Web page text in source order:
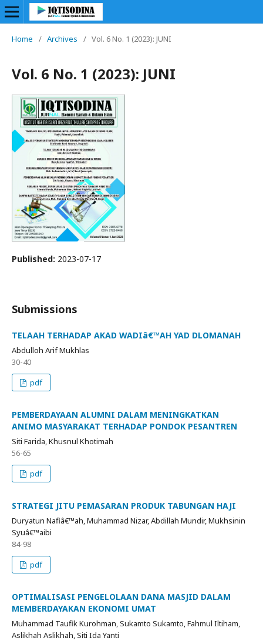
Home / Archives / Vol. 6 No. 1 (2023): JUNI
Vol. 6 No. 1 (2023): JUNI
Published: 2023-07-17
Submissions
TELAAH TERHADAP AKAD WADIâ€™AH YAD DLOMANAH
Abdulloh Arif Mukhlas
30-40
pdf
PEMBERDAYAAN ALUMNI DALAM MENINGKATKAN
ANIMO MASYARAKAT TERHADAP PONDOK PESANTREN
Siti Farida, Khusnul Khotimah
56-65
pdf
STRATEGI JITU PEMASARAN PRODUK TABUNGAN HAJI
Duryatun Nafiâ€™ah, Muhammad Nizar, Abdillah Mundir, Mukhsinin
Syuâ€™aibi
84-98
pdf
OPTIMALISASI PENGELOLAAN DANA MASJID DALAM
MEMBERDAYAKAN EKONOMI UMAT
Muhammad Taufik Kurohman, Sukamto Sukamto, Fahmul Iltiham,
Aslikhah Aslikhah, Siti Ida Yanti